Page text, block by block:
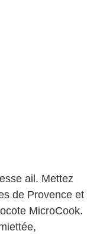
ail. Mettez
de Provence et
MicroCook.